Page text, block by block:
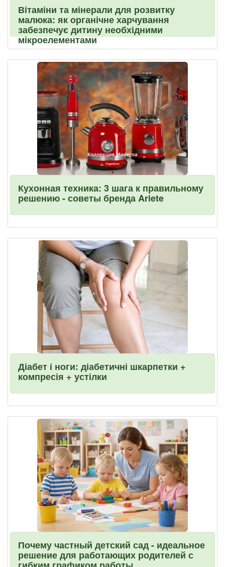
Вітаміни та мінерали для розвитку
малюка: як органічне харчування
забезпечує дитину необхідними
мікроелементами
Кухонная техника: 3 шага к правильному
решению - советы бренда Ariete
Діабет і ноги: діабетичні шкарпетки +
компресія + устілки
Почему частный детский сад - идеальное
решение для работающих родителей с